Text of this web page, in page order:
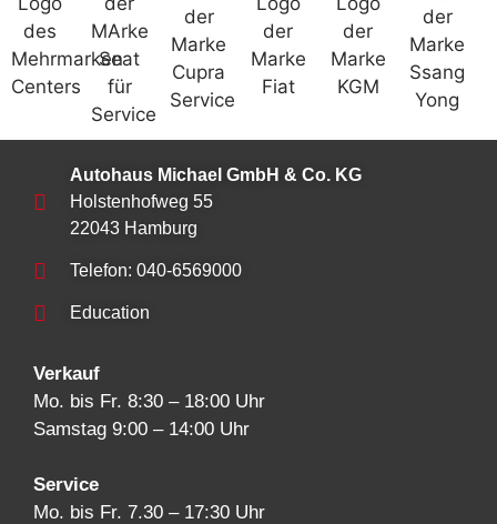
Autohaus Michael GmbH & Co. KG
Holstenhofweg 55
22043 Hamburg
Telefon: 040-6569000
Education
Verkauf
Mo. bis Fr. 8:30 – 18:00 Uhr
Samstag 9:00 – 14:00 Uhr
Service
Mo. bis Fr. 7.30 – 17:30 Uhr